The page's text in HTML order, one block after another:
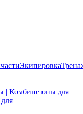
Экипировка
| Комбинезоны для